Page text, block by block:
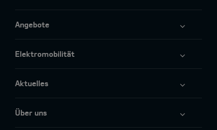
Angebote
Elektromobilität
Aktuelles
Über uns